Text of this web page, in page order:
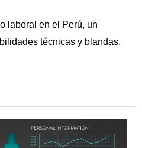
laboral en el Perú, un
técnicas y blandas.